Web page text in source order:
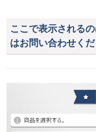
ここで表示される
はお問い合わせくだ